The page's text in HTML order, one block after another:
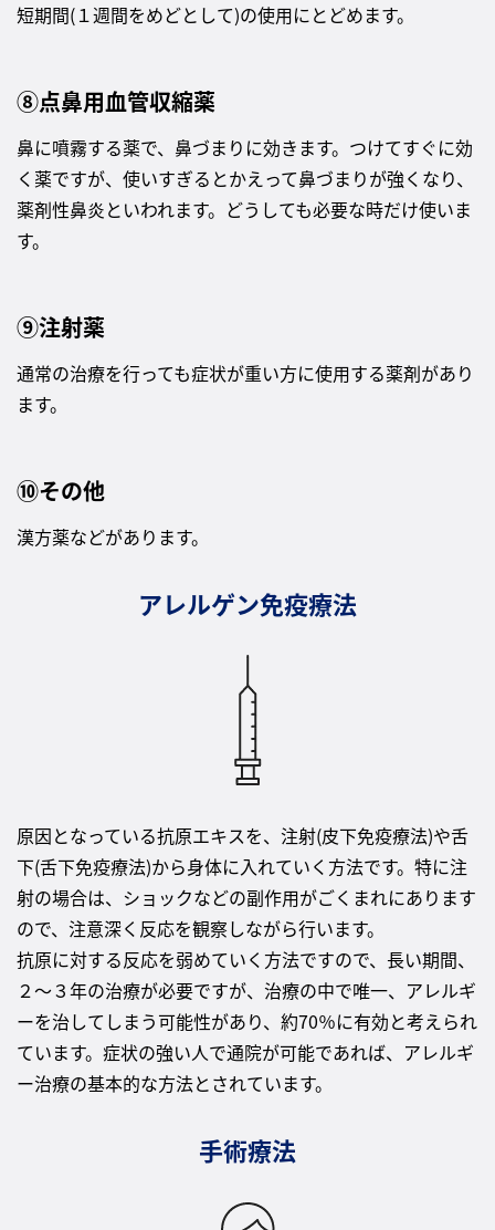
短期間(１週間をめどとして)の使用にとどめます。
⑧点鼻用血管収縮薬
鼻に噴霧する薬で、鼻づまりに効きます。つけてすぐに効
く薬ですが、使いすぎるとかえって鼻づまりが強くなり、
薬剤性鼻炎といわれます。どうしても必要な時だけ使いま
す。
⑨注射薬
通常の治療を行っても症状が重い方に使用する薬剤があり
ます。
⑩その他
漢方薬などがあります。
アレルゲン免疫療法
原因となっている抗原エキスを、注射(皮下免疫療法)や舌
下(舌下免疫療法)から身体に入れていく方法です。特に注
射の場合は、ショックなどの副作用がごくまれにあります
ので、注意深く反応を観察しながら行います。
抗原に対する反応を弱めていく方法ですので、長い期間、
２～３年の治療が必要ですが、治療の中で唯一、アレルギ
ーを治してしまう可能性があり、約70％に有効と考えられ
ています。症状の強い人で通院が可能であれば、アレルギ
ー治療の基本的な方法とされています。
手術療法